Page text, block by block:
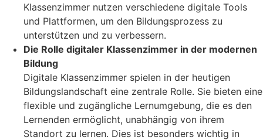
Klassenzimmer nutzen verschiedene digitale Tools
und Plattformen, um den Bildungsprozess zu
unterstützen und zu verbessern.
Die Rolle digitaler Klassenzimmer in der modernen
Bildung
Digitale Klassenzimmer spielen in der heutigen
Bildungslandschaft eine zentrale Rolle. Sie bieten eine
flexible und zugängliche Lernumgebung, die es den
Lernenden ermöglicht, unabhängig von ihrem
Standort zu lernen. Dies ist besonders wichtig in